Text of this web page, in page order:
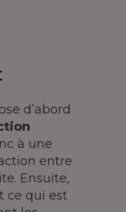
d’abord
à une
entre
Ensuite,
ce qui est